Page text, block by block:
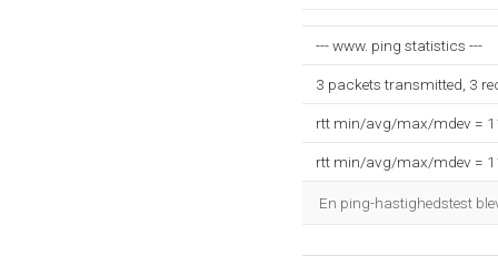
--- www. ping statistics ---
3 packets transmitted, 3
rtt min/avg/max/mdev =
rtt min/avg/max/mdev =
En ping-hastighedstest